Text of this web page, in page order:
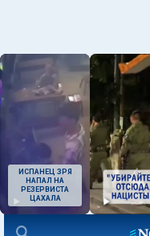
ИСПАНЕЦ ЗРЯ
НАПАЛ НА
РЕЗЕРВИСТА
ЦАХАЛА